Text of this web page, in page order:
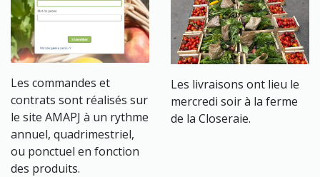
Les commandes et
contrats sont réalisés sur
le site AMAPJ à un rythme
annuel, quadrimestriel,
ou ponctuel en fonction
des produits.
Les livraisons ont lieu le
mercredi soir à la ferme
de la Closeraie.